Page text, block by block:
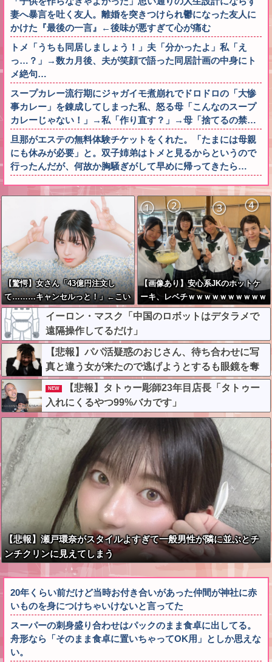
妻へ暴言を吐く友人。離婚を突きつけられ鬱になった友人に
かけた『最後の一言』←後味が悪すぎて心が痛む
トメ「うちも同居しましょう！」夫「分かったよ」私「え
っ…？」→数カ月後、夫が笑顔で語った同居計画の中身にト
メ絶句…
スープカレー流行期にジャガイモ煮崩れでドロドロの「大惨
事カレー」を錬成してしまった私、怒る母「こんなのスープ
カレーじゃない！」→私「作り直す？」→母「捨てるの禁…
旦那がエステの無料体験チケットをくれた。「たまには母親
にも休みが必要」と。双子姉弟はトメと見るからというので
行ったんだが、何故か胸騒ぎがして早めに帰ってきたら…
【驚愕】女さん「43億円注文し
て………キャンセルっと！」←こい
つの目的って一体なんな
の？？？？？？？
【画像あり】安心系JKのホットケ
ーキ、レベチｗｗｗｗｗｗｗｗｗｗ
ｗｗｗｗｗｗｗｗｗｗｗｗｗｗ
イーロン・マスク「中国のロボットはデタラメで
遠隔操作してるだけ」
【悲報】パパ活疑惑のおじさん、待ち合わせに写
真と違う女が来たので逃げようとするも眼鏡を奪
われ可哀想なことになっているところを激写され
てしまう…
NEW
【悲報】タトゥー彫師23年目店長「タトゥー
入れにくるやつ99%バカです」
【悲報】瀬戸環奈がスタイルよすぎて一般男性が隣に並ぶとチ
ンチクリンに見えてしまう
20年くらい前だけど当時お付き合いがあった仲間が神社に赤
いものを身につけちゃいけないと言ってた
スーパーの刺身盛り合わせはパックのまま食卓に出してる。
舟形なら「そのまま食卓に置いちゃってOK用」としか思えな
い。